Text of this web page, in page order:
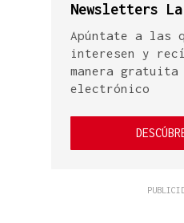
Newsletters
Apúntate a las
interesen y
manera
electrónico